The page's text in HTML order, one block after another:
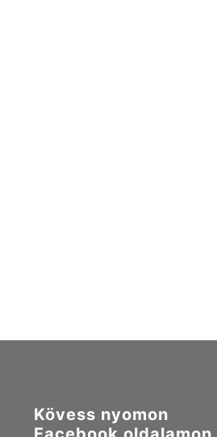
Kövess nyomon